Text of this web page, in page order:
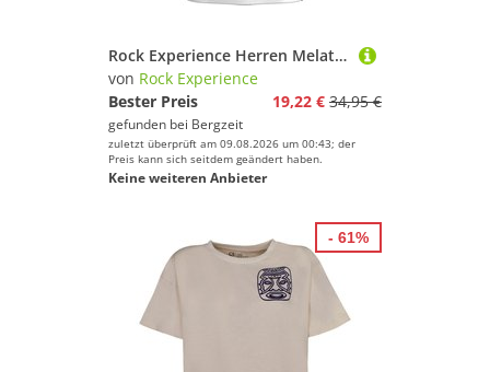
Rock Experience Herren Melat T-Shirt
von Rock Experience
Bester Preis
19,22 € 34,95 €
gefunden bei Bergzeit
zuletzt überprüft am 09.08.2026 um 00:43; der
Preis kann sich seitdem geändert haben.
Keine weiteren Anbieter
- 61%